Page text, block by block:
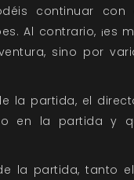
continuar
Al contrario, ¡es
sino por
la partida, el
en la partida y
la partida, tanto